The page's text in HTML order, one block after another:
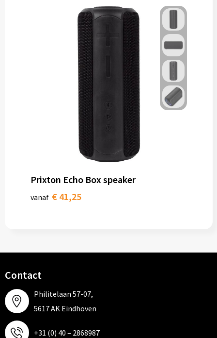
Prixton Echo Box speaker
vanaf € 41,25
Contact
Philitelaan 57-07,
5617 AK Eindhoven
+31 (0) 40 – 2868987